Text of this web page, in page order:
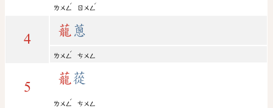
ㄌㄨㄥ
ˊ
ㄖㄨㄥ
ˊ
4
蘢 蔥
ㄌㄨㄥ
ˊ
ㄘㄨㄥ
5
蘢蓯
ㄌㄨㄥ
ˊ
ㄘㄨㄥ